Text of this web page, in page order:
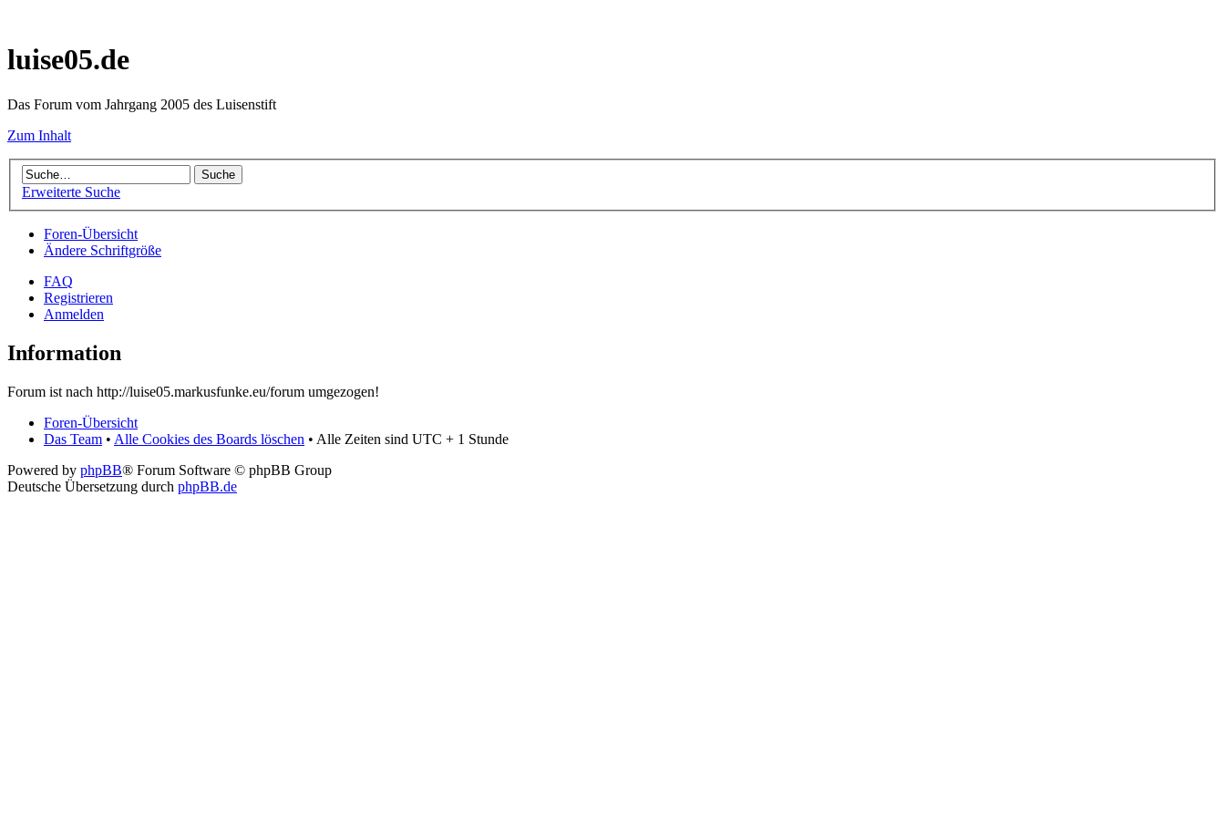
luise05.de
Das Forum vom Jahrgang 2005 des Luisenstift
Zum Inhalt
Erweiterte Suche
Foren-Übersicht
Ändere Schriftgröße
FAQ
Registrieren
Anmelden
Information
Forum ist nach http://luise05.markusfunke.eu/forum umgezogen!
Foren-Übersicht
Das Team • Alle Cookies des Boards löschen • Alle Zeiten sind UTC + 1 Stunde
Powered by phpBB® Forum Software © phpBB Group
Deutsche Übersetzung durch phpBB.de